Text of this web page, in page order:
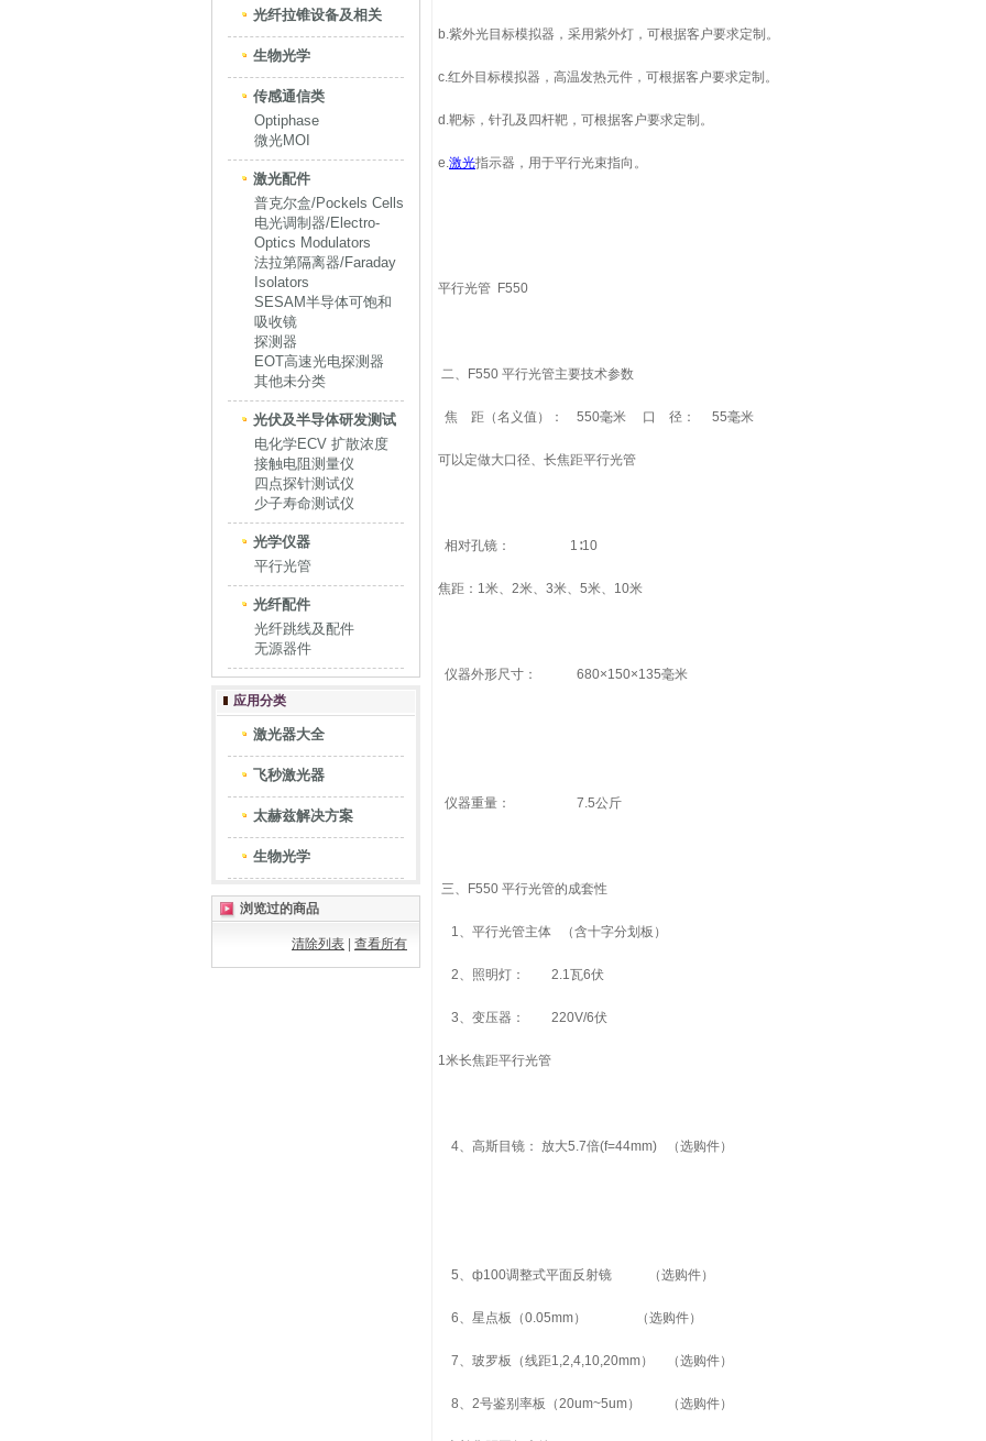
光纤拉锥设备及相关
生物光学
传感通信类
Optiphase
微光MOI
激光配件
普克尔盒/Pockels Cells
电光调制器/Electro-
Optics Modulators
法拉第隔离器/Faraday
Isolators
SESAM半导体可饱和
吸收镜
探测器
EOT高速光电探测器
其他未分类
光伏及半导体研发测试
电化学ECV 扩散浓度
接触电阻测量仪
四点探针测试仪
少子寿命测试仪
光学仪器
平行光管
光纤配件
光纤跳线及配件
无源器件
应用分类
激光器大全
飞秒激光器
太赫兹解决方案
生物光学
浏览过的商品
清除列表 查看所有
b.紫外光目标模拟器，采用紫外灯，可根据客户要求定制。
c.红外目标模拟器，高温发热元件，可根据客户要求定制。
d.靶标，针孔及四杆靶，可根据客户要求定制。
e.激光指示器，用于平行光束指向。
平行光管 F550
二、F550 平行光管主要技术参数
焦 距（名义值）： 550毫米 口 径： 55毫米
可以定做大口径、长焦距平行光管
相对孔镜： 1∶10
焦距：1米、2米、3米、5米、10米
仪器外形尺寸： 680×150×135毫米
仪器重量： 7.5公斤
三、F550 平行光管的成套性
1、平行光管主体 （含十字分划板）
2、照明灯： 2.1瓦6伏
3、变压器： 220V/6伏
1米长焦距平行光管
4、高斯目镜： 放大5.7倍(f=44mm) （选购件）
5、ф100调整式平面反射镜 （选购件）
6、星点板（0.05mm） （选购件）
7、玻罗板（线距1,2,4,10,20mm） （选购件）
8、2号鉴别率板（20um~5um） （选购件）